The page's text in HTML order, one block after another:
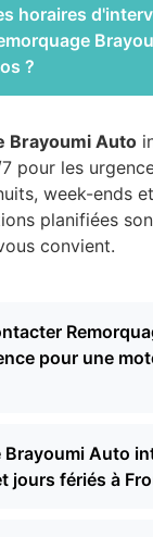
horaires
?
Brayoumi Auto
pour les
week-ends
planifiées
convient.
pour une
Brayoumi Auto
jours fériés à